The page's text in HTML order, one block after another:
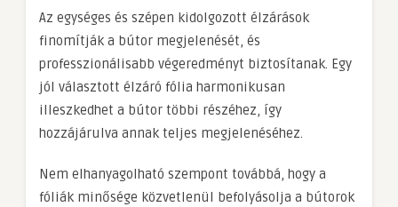
Az egységes és szépen kidolgozott élzárások
finomítják a bútor megjelenését, és
professzionálisabb végeredményt biztosítanak. Egy
jól választott élzáró fólia harmonikusan
illeszkedhet a bútor többi részéhez, így
hozzájárulva annak teljes megjelenéséhez.
Nem elhanyagolható szempont továbbá, hogy a
fóliák minősége közvetlenül befolyásolja a bútorok